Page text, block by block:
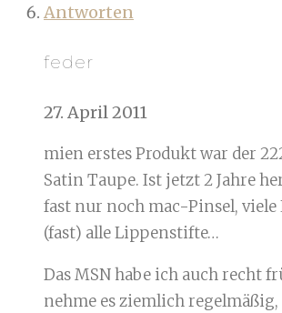
Antworten
feder
27. April 2011
mien erstes Produkt war der
Satin Taupe. Ist jetzt 2 Jahre
fast nur noch mac-Pinsel, viele
(fast) alle Lippenstifte…
Das MSN habe ich auch recht
nehme es ziemlich